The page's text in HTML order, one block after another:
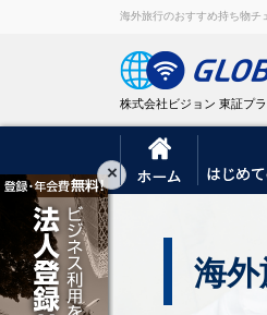
海外旅行のおすすめ持ち物チ
株式会社ビジョン 東証プ
海
×